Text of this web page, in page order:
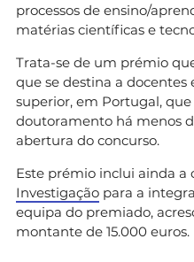
processos de ensino/
matérias científicas e
Trata-se de um prémio
que se destina a docentes
superior, em Portugal,
doutoramento há menos
abertura do concurso.
Este prémio inclui ainda a
Investigação para a
equipa do premiado,
montante de 15.000 euros.